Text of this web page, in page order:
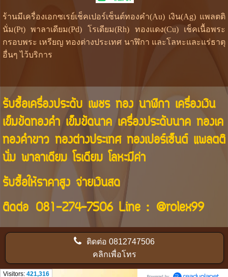
ร้านมีเครื่องเอกซเรย์เช็คเปอร์เซ็นต์ทองคำ(Au) เงิน(Ag) แพลตติ
นั่ม(Pt) พาลาเดียม(Pd) โรเดียม(Rh) ทองแดง(Cu) เช็คเนื้อพระ
กรอบพระ เหรียญ ทองต่างประเทศ นาฬิกา และโลหะและแร่ธาตุ
อื่นๆ ไว้บริการ
รับซื้อเครื่องประดับ เพชร ทอง นาฬิกา เครื่องเงิน
เข็มขัดทองคำ เข็มขัดนาค เครื่องประดับนาค ทองเค
ทองคำขาว ทองต่างประเทศ ทองเปอร์เซ็นต์ แพลตติ
นั่ม พาลาเดียม โรเดียม โลหะมีค่า
รับซื้อให้ราคาสูง จ่ายเงินสด
ติดต่อ 081-274-7506Line : @rolex99
ติดต่อ0812747506
คลิกเพื่อโทร
Visitors: 421,316